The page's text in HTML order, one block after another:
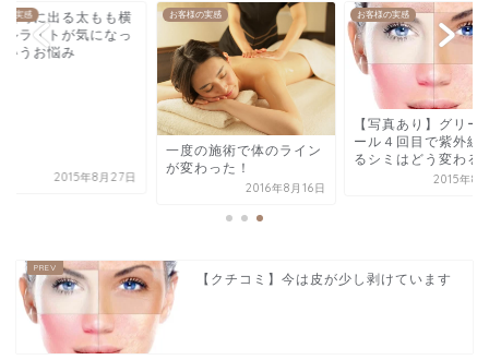
の実感
た時に出る太もも横
ルライトが気になっ
いうお悩み
2015年8月27日
お客様の実感
一度の施術で体のライン
が変わった！
2016年8月16日
お客様の実感
【写真あり】グリー
ール４回目で紫外線
るシミはどう変わる
2015年8
【クチコミ】今は皮が少し剥けています